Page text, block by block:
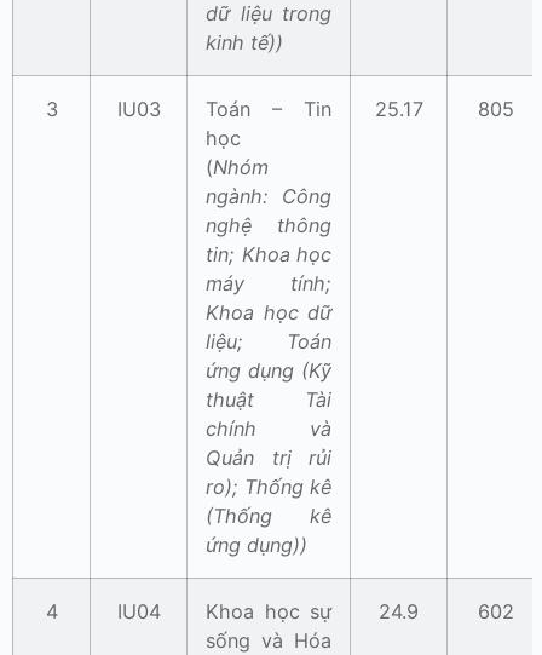
dữ liệu trong
kinh tế))
3 IU03
Toán – Tin
học
(Nhóm
ngành: Công
nghệ thông
tin; Khoa học
máy tính;
Khoa học dữ
liệu; Toán
ứng dụng (Kỹ
thuật Tài
chính và
Quản trị rủi
ro); Thống kê
(Thống kê
ứng dụng))
25.17 805
4 IU04
Khoa học sự
sống và Hóa
24.9 602